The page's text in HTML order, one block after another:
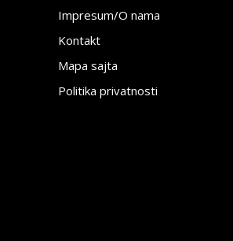
Impresum/O nama
Kontakt
Mapa sajta
Politika privatnosti